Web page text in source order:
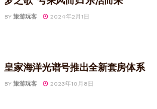
BY 旅游玩客 2024年2月1日
皇家海洋光谱号推出全新套房体系
BY 旅游玩客 2023年10月8日